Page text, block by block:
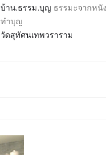
บ้าน.ธรรม.บุญ ธรรมะจากหนั
ทำบุญ
วัดสุทัศนเทพวราราม